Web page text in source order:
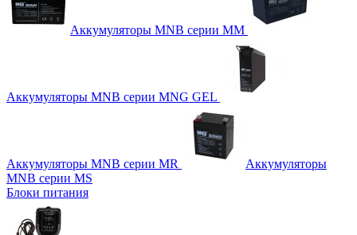
Аккумуляторы MNB серии MM
Аккумуляторы MNB серии MNG GEL
Аккумуляторы MNB серии MR
Аккумуляторы
MNB серии MS
Блоки питания